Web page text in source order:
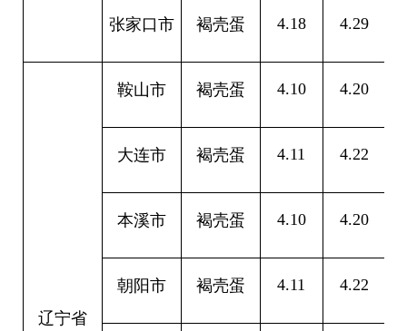
张家口市 褐壳蛋 4.18 4.29
辽宁省
鞍山市 褐壳蛋 4.10 4.20
大连市 褐壳蛋 4.11 4.22
本溪市 褐壳蛋 4.10 4.20
朝阳市 褐壳蛋 4.11 4.22